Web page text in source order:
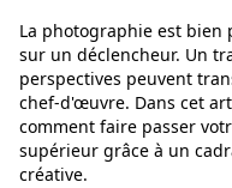
La photographie est
sur un déclencheur. Un
perspectives peuvent
chef-d'œuvre. Dans cet
comment faire passer
supérieur grâce à un
créative.